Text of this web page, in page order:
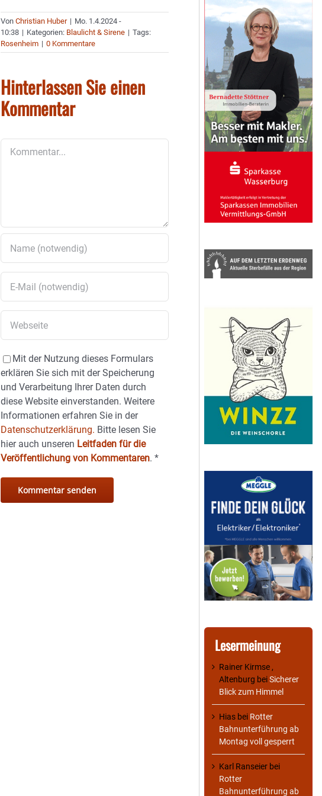
VonChristian Huber | Mo. 1.4.2024 -
10:38 | Kategorien: Blaulicht & Sirene | Tags:
Rosenheim | 0 Kommentare
Hinterlassen Sie einen
Kommentar
Mit der Nutzung dieses Formulars
erklären Sie sich mit der Speicherung
und Verarbeitung Ihrer Daten durch
diese Website einverstanden. Weitere
Informationen erfahren Sie in der
Datenschutzerklärung. Bitte lesen Sie
hier auch unseren Leitfaden für die
Veröffentlichung von Kommentaren.*
Lesermeinung
Rainer Kirmse ,
Altenburg beiSicherer
Blick zum Himmel
Hias bei Rotter
Bahnunterführung ab
Montag voll gesperrt
Karl Ranseier bei
Rotter
Bahnunterführung ab